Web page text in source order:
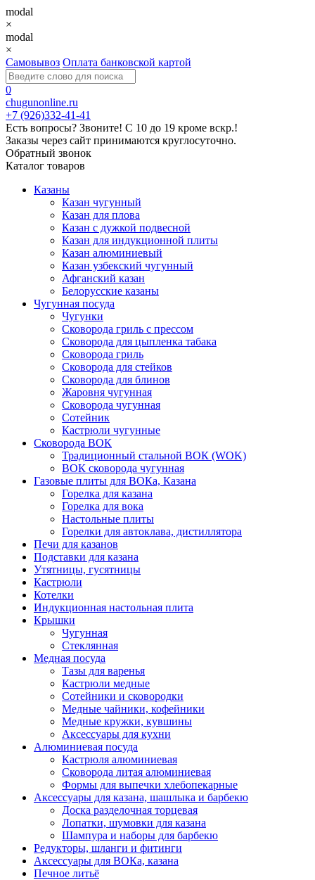
modal
×
modal
×
Самовывоз Оплата банковской картой
0
chugunonline.ru
+7 (926)332-41-41
Есть вопросы? Звоните! С 10 до 19 кроме вскр.!
Заказы через сайт принимаются круглосуточно.
Обратный звонок
Каталог товаров
Казаны
Казан чугунный
Казан для плова
Казан с дужкой подвесной
Казан для индукционной плиты
Казан алюминиевый
Казан узбекский чугунный
Афганский казан
Белорусские казаны
Чугунная посуда
Чугунки
Сковорода гриль с прессом
Сковорода для цыпленка табака
Сковорода гриль
Сковорода для стейков
Сковорода для блинов
Жаровня чугунная
Сковорода чугунная
Сотейник
Кастрюли чугунные
Сковорода ВОК
Традиционный стальной ВОК (WOK)
ВОК сковорода чугунная
Газовые плиты для ВОКа, Казана
Горелка для казана
Горелка для вока
Настольные плиты
Горелки для автоклава, дистиллятора
Печи для казанов
Подставки для казана
Утятницы, гусятницы
Кастрюли
Котелки
Индукционная настольная плита
Крышки
Чугунная
Стеклянная
Медная посуда
Тазы для варенья
Кастрюли медные
Сотейники и сковородки
Медные чайники, кофейники
Медные кружки, кувшины
Аксессуары для кухни
Алюминиевая посуда
Кастрюля алюминиевая
Сковорода литая алюминиевая
Формы для выпечки хлебопекарные
Аксессуары для казана, шашлыка и барбекю
Доска разделочная торцевая
Лопатки, шумовки для казана
Шампура и наборы для барбекю
Редукторы, шланги и фитинги
Аксессуары для ВОКа, казана
Печное литьё